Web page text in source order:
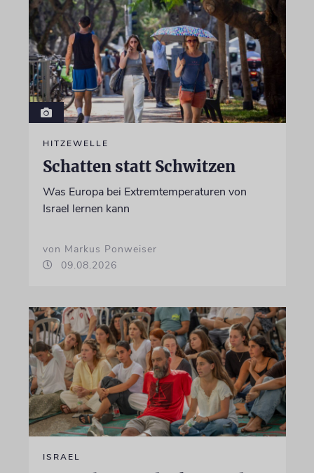
HITZEWELLE
Schatten statt Schwitzen
Was Europa bei Extremtemperaturen von
Israel lernen kann
von Markus Ponweiser
09.08.2026
ISRAEL